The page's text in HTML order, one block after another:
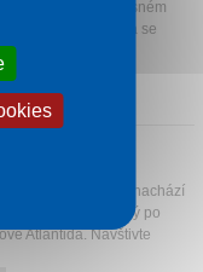
se nachází v krásném
Rogaška Slatina se
tradicí.
HOTEL
hotel, který se nachází
pojmenovaný po
Atlantida. Navštivte